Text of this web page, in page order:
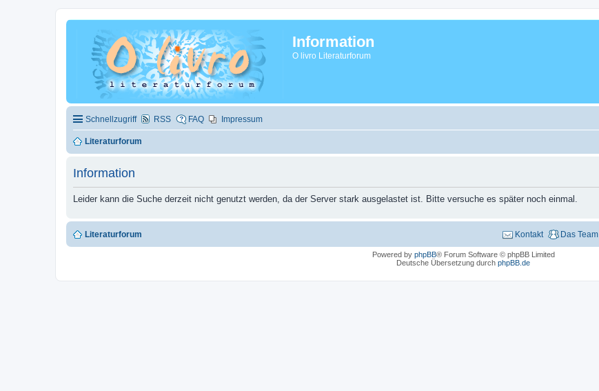
Information
O livro Literaturforum
Schnellzugriff RSS FAQ Impressum
Literaturforum
Information
Leider kann die Suche derzeit nicht genutzt werden, da der Server stark ausgelastet ist. Bitte versuche es später noch einmal.
Literaturforum Das Team
Kontakt
Powered by phpBB® Forum Software © phpBB Limited
Deutsche Übersetzung durch phpBB.de